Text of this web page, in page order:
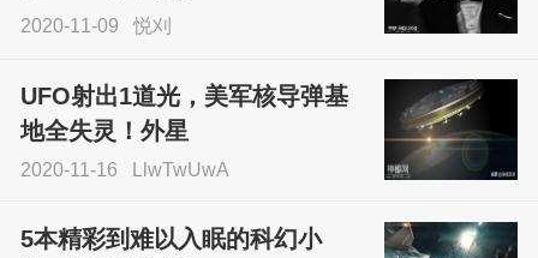
2020-11-09 悦刈
UFO射出1道光，美军核导弹基
地全失灵！外星
2020-11-16 LlwTwUwA
5本精彩到难以入眠的科幻小